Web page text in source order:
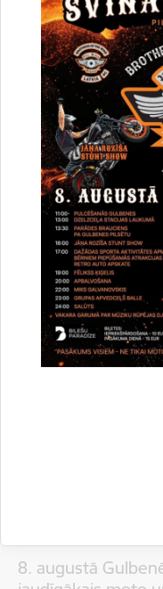
Iedzīvotāju
noteikumu
pakalpojumu
30.07.2026.
8. augustā